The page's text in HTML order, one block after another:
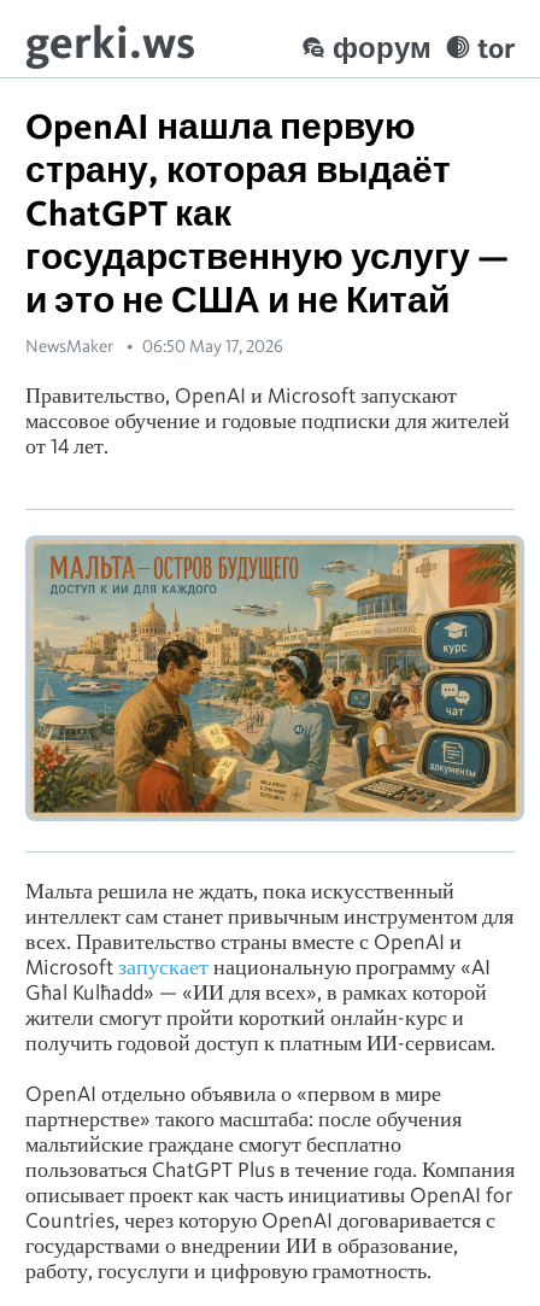
gerki.ws tor
форум
OpenAI нашла первую
страну, которая выдаёт
ChatGPT как
государственную услугу —
и это не США и не Китай
NewsMaker 06:50 May 17, 2026
Правительство, OpenAI и Microsoft запускают
массовое обучение и годовые подписки для жителей
от 14 лет.
Мальта решила не ждать, пока искусственный
интеллект сам станет привычным инструментом для
всех. Правительство страны вместе с OpenAI и
Microsoft запускаетнациональную программу «AI
Għal Kulħadd» — «ИИ для всех», в рамках которой
жители смогут пройти короткий онлайн-курс и
получить годовой доступ к платным ИИ-сервисам.
OpenAI отдельно объявила о «первом в мире
партнерстве» такого масштаба: после обучения
мальтийские граждане смогут бесплатно
пользоваться ChatGPT Plus в течение года. Компания
описывает проект как часть инициативы OpenAI for
Countries, через которую OpenAI договаривается с
государствами о внедрении ИИ в образование,
работу, госуслуги и цифровую грамотность.